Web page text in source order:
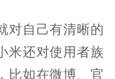
对自己有清晰的
米还对使用者族
比如在微博、官